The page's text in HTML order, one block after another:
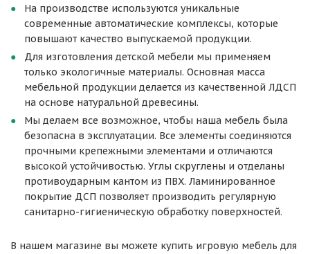
На производстве используются уникальные
современные автоматические комплексы, которые
повышают качество выпускаемой продукции.
Для изготовления детской мебели мы применяем
только экологичные материалы. Основная масса
мебельной продукции делается из качественной ЛДСП
на основе натуральной древесины.
Мы делаем все возможное, чтобы наша мебель была
безопасна в эксплуатации. Все элементы соединяются
прочными крепежными элементами и отличаются
высокой устойчивостью. Углы скруглены и отделаны
противоударным кантом из ПВХ. Ламинированное
покрытие ДСП позволяет производить регулярную
санитарно-гигиеническую обработку поверхностей.
В нашем магазине вы можете купить игровую мебель для